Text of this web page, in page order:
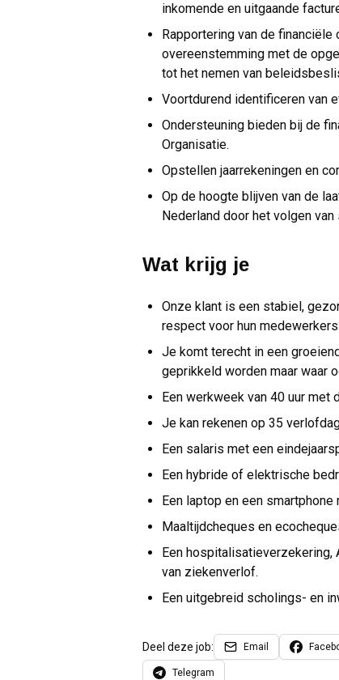
inkomende en uitgaande
Rapportering van de financiële
overeenstemming met de
tot het nemen van
Voortdurend identificeren van
Ondersteuning bieden bij de
Organisatie.
Opstellen jaarrekeningen en
Op de hoogte blijven van de
Nederland door het volgen
Wat krijg je
Onze klant is een stabiel,
respect voor hun medewerkers.
Je komt terecht in een
geprikkeld worden maar waar
Een werkweek van 40 uur
Je kan rekenen op 35
Een salaris met een
Een hybride of elektrische
Een laptop en een smartphone
Maaltijdcheques en
Een
van ziekenverlof.
Een uitgebreid scholings- en
Deel deze job: Email
Telegram